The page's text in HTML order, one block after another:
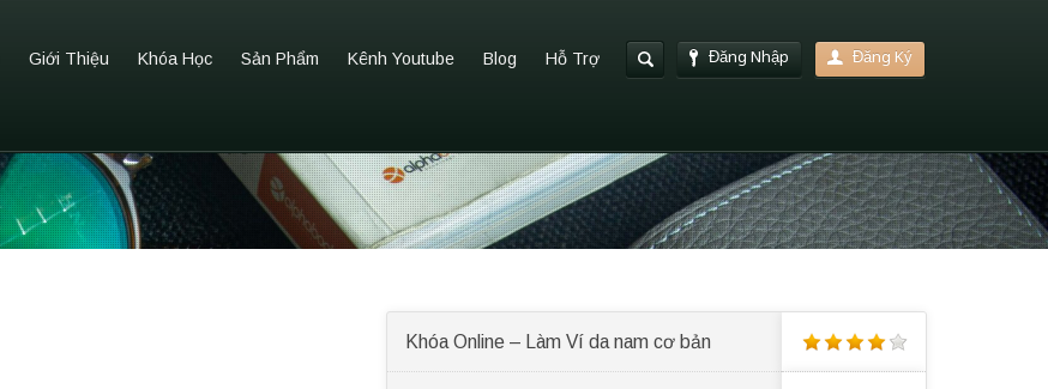
Đăng Nhập Đăng Ký
Giới Thiệu Khóa Học Sản Phẩm Kênh Youtube Blog Hỗ Trợ
Khóa Online – Làm Ví da nam cơ bản